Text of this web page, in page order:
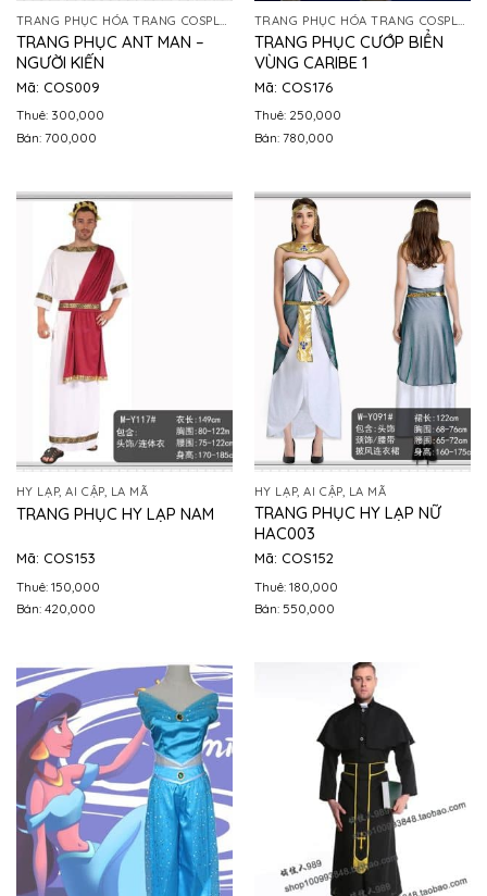
TRANG PHỤC ANT MAN –
NGƯỜI KIẾN
Mã: COS009
Thuê: 300,000
Bán: 700,000
TRANG PHỤC CƯỚP BIỂN
VÙNG CARIBE 1
Mã: COS176
Thuê: 250,000
Bán: 780,000
HY LẠP, AI CẬP, LA MÃ
TRANG PHỤC HY LẠP NAM
Mã: COS153
Thuê: 150,000
Bán: 420,000
HY LẠP, AI CẬP, LA MÃ
TRANG PHỤC HY LẠP NỮ
HAC003
Mã: COS152
Thuê: 180,000
Bán: 550,000